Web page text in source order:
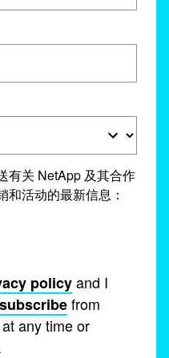
有关 NetApp 及其合作
活动的最新信息：
policyand I
from
any time or